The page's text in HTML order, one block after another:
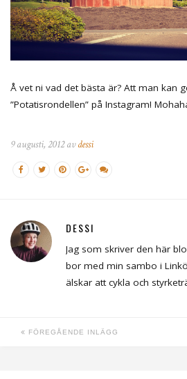
Å vet ni vad det bästa är? Att man kan
”Potatisrondellen” på Instagram!
9 augusti, 2012 avdessi
DESSI
Jag som skriver den här
bor med min sambo i
älskar att cykla och
FÖREGÅENDE INLÄGG